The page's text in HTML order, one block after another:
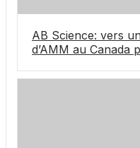
AB Science: vers
d’AMM au Canada